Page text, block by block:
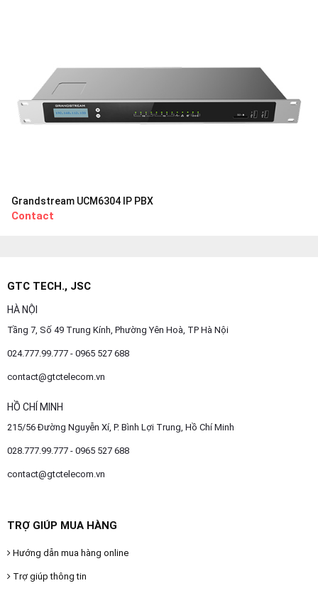
Grandstream UCM6304 IP PBX
Contact
GTC TECH., JSC
HÀ NỘI
Tầng 7, Số 49 Trung Kính, Phường Yên Hoà, TP Hà Nội
024.777.99.777 - 0965 527 688
contact@gtctelecom.vn
HỒ CHÍ MINH
215/56 Đường Nguyễn Xí, P. Bình Lợi Trung, Hồ Chí Minh
028.777.99.777 - 0965 527 688
contact@gtctelecom.vn
TRỢ GIÚP MUA HÀNG
Hướng dẫn mua hàng online
Trợ giúp thông tin